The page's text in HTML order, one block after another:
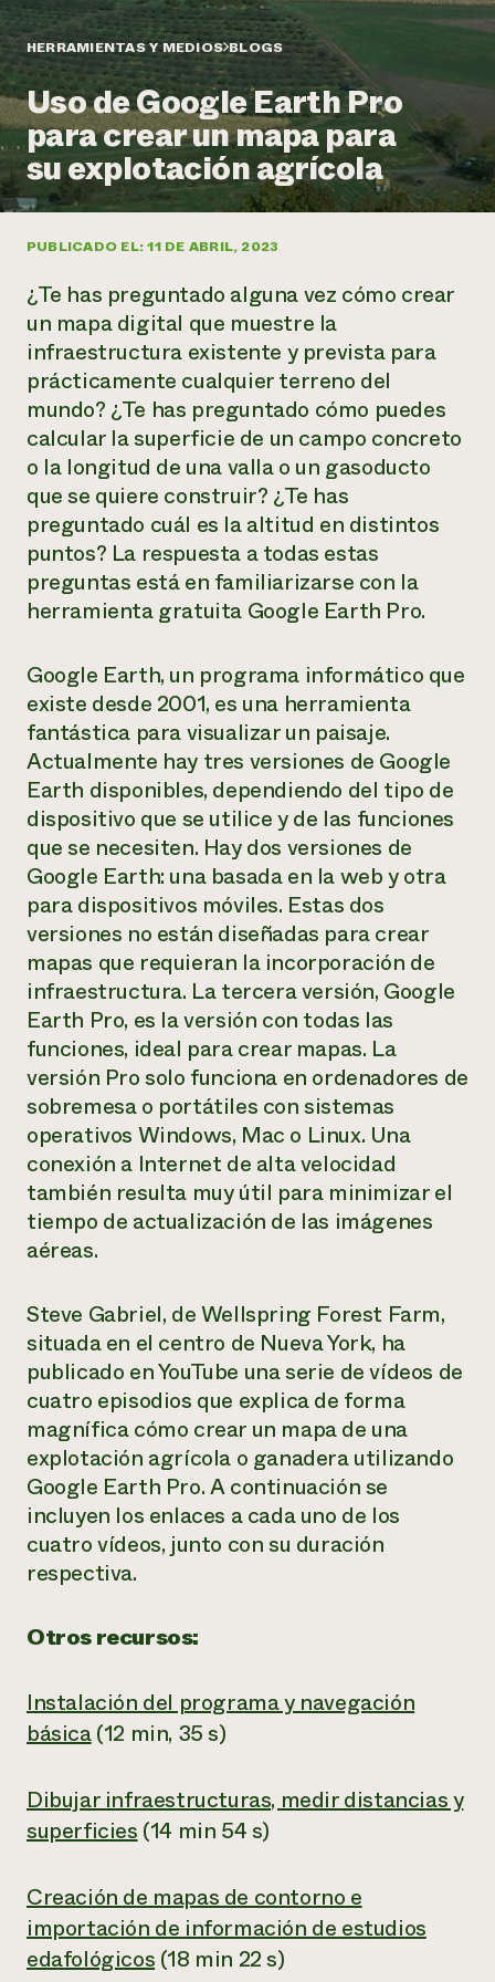
Informes anuales y financieros
Historias de impacto
Informe de
impacto 2024
LEER EL INFORME
Latinos en la agricultura
Sistemas alimentarios locales
Agricultura urbana
Las mujeres en la agricultura
Evento anual de reciclaje de productos electrónicos
Servicios energéticos comerciales
Servicios energéticos residenciales
LIHEAP
Centro de intercambio de información AgriSolar
Blog
Podcasts
Publicaciones
Cursos cortos
Vídeos
Noticias
Internship Hub
Buscar prácticas
Contratar a un becario
un
directa de
1-800-346-
Asociaciones empresariales
Donar
Donaciones planificadas
Boletín
Consultas de los medios de comunicación
contribuyen a la
resiliencia de la
comunidad.
DONAR AHORA
HERRAMIENTAS Y MEDIOS BLOGS
Uso de Google Earth Pro
para crear un mapa para
su explotación agrícola
PUBLICADO EL: 11 DE ABRIL, 2023
¿Te has preguntado alguna vez cómo crear
un mapa digital que muestre la
infraestructura existente y prevista para
prácticamente cualquier terreno del
mundo? ¿Te has preguntado cómo puedes
calcular la superficie de un campo concreto
o la longitud de una valla o un gasoducto
que se quiere construir? ¿Te has
preguntado cuál es la altitud en distintos
puntos? La respuesta a todas estas
preguntas está en familiarizarse con la
herramienta gratuita Google Earth Pro.
Google Earth, un programa informático que
existe desde 2001, es una herramienta
fantástica para visualizar un paisaje.
Actualmente hay tres versiones de Google
Earth disponibles, dependiendo del tipo de
dispositivo que se utilice y de las funciones
que se necesiten. Hay dos versiones de
Google Earth: una basada en la web y otra
para dispositivos móviles. Estas dos
versiones no están diseñadas para crear
mapas que requieran la incorporación de
infraestructura. La tercera versión, Google
Earth Pro, es la versión con todas las
funciones, ideal para crear mapas. La
versión Pro solo funciona en ordenadores de
sobremesa o portátiles con sistemas
operativos Windows, Mac o Linux. Una
conexión a Internet de alta velocidad
también resulta muy útil para minimizar el
tiempo de actualización de las imágenes
aéreas.
Steve Gabriel, de Wellspring Forest Farm,
situada en el centro de Nueva York, ha
publicado en YouTube una serie de vídeos de
cuatro episodios que explica de forma
magnífica cómo crear un mapa de una
explotación agrícola o ganadera utilizando
Google Earth Pro. A continuación se
incluyen los enlaces a cada uno de los
cuatro vídeos, junto con su duración
respectiva.
Otros recursos:
Instalación del programa y navegación
básica(12 min, 35 s)
Dibujar infraestructuras, medir distancias y
superficies(14 min 54 s)
Creación de mapas de contorno e
importación de información de estudios
edafológicos(18 min 22 s)